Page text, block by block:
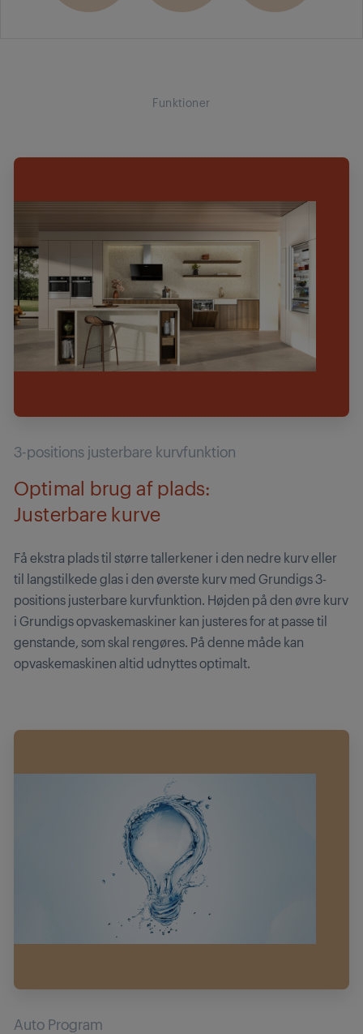
Funktioner
3-positions justerbare kurvfunktion
Optimal brug af plads:
Justerbare kurve
Få ekstra plads til større tallerkener i den nedre kurv eller
til langstilkede glas i den øverste kurv med Grundigs 3-
positions justerbare kurvfunktion. Højden på den øvre kurv
i Grundigs opvaskemaskiner kan justeres for at passe til
genstande, som skal rengøres. På denne måde kan
opvaskemaskinen altid udnyttes optimalt.
Auto Program